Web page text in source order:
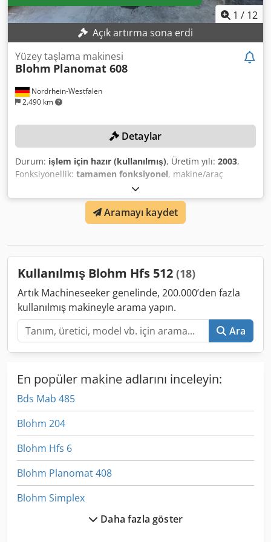
1 / 12
Açık artırma sona erdi
Nordrhein-Westfalen
2.490 km
Yüzey taşlama makinesi
Blohm Planomat 608
Detaylar
Durum: işlem için hazır (kullanılmış), Üretim yılı: 2003,
Fonksiyonellik: tamamen fonksiyonel, makine/araç
, taşlama uzunluğu:
genişliği:600 mm, taşlama yüksekliği:500 mm, taşlama
, kontrol tipi:NC kontrolü
DETAYLAR Kontrol: NC Ergomatic Taşlama uzunluğu: 800
mm Taşlama taşının çapı: 400 mm DONANIM
sistemi Djdpfx Asxl Sifsqgekr
Aramayı kaydet
Kullanılmış Blohm Hfs 512 (18)
Artık Machineseeker genelinde, 200.000’den fazla
kullanılmış makineyle arama yapın.
Ara
En popüler makine adlarını inceleyin:
Bds Mab 485
Blohm 204
Blohm Hfs 6
Blohm Planomat 408
Blohm Simplex
Blohm Simplex 7
Daha fazla göster